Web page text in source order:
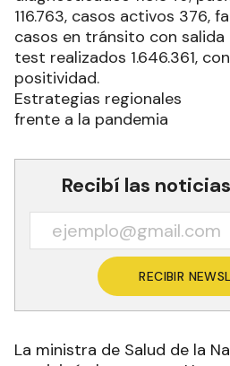
116.763, casos activos 376,
casos en tránsito con
test realizados 1.646.361,
positividad.
Estrategias regionales
frente a la pandemia
Recibí las
RECIBIR
La ministra de Salud de la